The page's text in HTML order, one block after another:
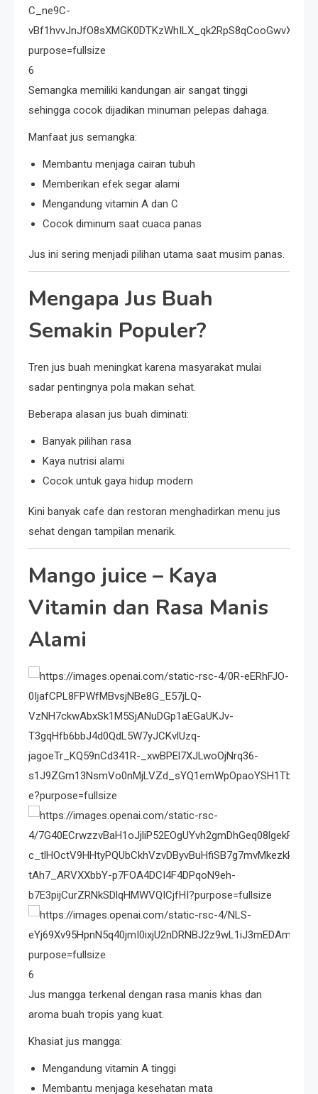
6
Semangka memiliki kandungan air sangat tinggi
sehingga cocok dijadikan minuman pelepas dahaga.
Manfaat jus semangka:
Membantu menjaga cairan tubuh
Memberikan efek segar alami
Mengandung vitamin A dan C
Cocok diminum saat cuaca panas
Jus ini sering menjadi pilihan utama saat musim panas.
Mengapa Jus Buah
Semakin Populer?
Tren jus buah meningkat karena masyarakat mulai
sadar pentingnya pola makan sehat.
Beberapa alasan jus buah diminati:
Banyak pilihan rasa
Kaya nutrisi alami
Cocok untuk gaya hidup modern
Kini banyak cafe dan restoran menghadirkan menu jus
sehat dengan tampilan menarik.
Mango juice – Kaya
Vitamin dan Rasa Manis
Alami
6
Jus mangga terkenal dengan rasa manis khas dan
aroma buah tropis yang kuat.
Khasiat jus mangga:
Mengandung vitamin A tinggi
Membantu menjaga kesehatan mata